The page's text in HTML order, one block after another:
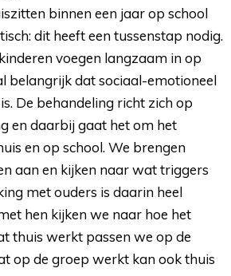
binnen een jaar op school
dit heeft een tussenstap nodig.
voegen langzaam in op
belangrijk dat sociaal-emotioneel
De behandeling richt zich op
en daarbij gaat het om het
en op school. We brengen
aan en kijken naar wat triggers
met ouders is daarin heel
hen kijken we naar hoe het
thuis werkt passen we op de
op de groep werkt kan ook thuis